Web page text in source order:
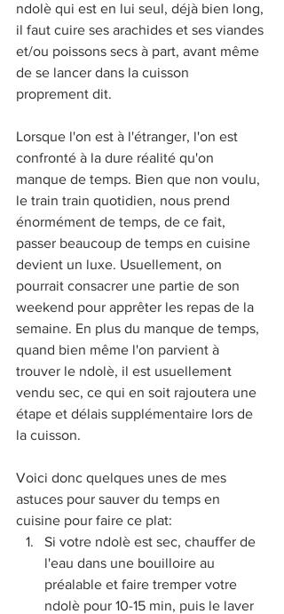
ndolè qui est en lui seul, déjà bien long,
il faut cuire ses arachides et ses viandes
et/ou poissons secs à part, avant même
de se lancer dans la cuisson
proprement dit.
Lorsque l'on est à l'étranger, l'on est
confronté à la dure réalité qu'on
manque de temps. Bien que non voulu,
le train train quotidien, nous prend
énormément de temps, de ce fait,
passer beaucoup de temps en cuisine
devient un luxe. Usuellement, on
pourrait consacrer une partie de son
weekend pour apprêter les repas de la
semaine. En plus du manque de temps,
quand bien même l'on parvient à
trouver le ndolè, il est usuellement
vendu sec, ce qui en soit rajoutera une
étape et délais supplémentaire lors de
la cuisson.
Voici donc quelques unes de mes
astuces pour sauver du temps en
cuisine pour faire ce plat:
Si votre ndolè est sec, chauffer de
l'eau dans une bouilloire au
préalable et faire tremper votre
ndolè pour 10-15 min, puis le laver